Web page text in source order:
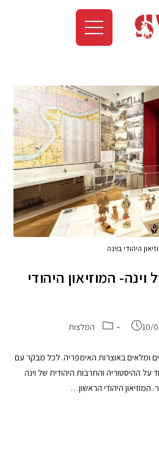
היהודי בוינה
וינה- המוזיאון היהודי
10/ המלצות
ומלאים באוצרות האימפריה. לכל מבקר עם
על ההיסטוריה והתרבות היהודית של וינה
המוזיאון היהודי הראשון…